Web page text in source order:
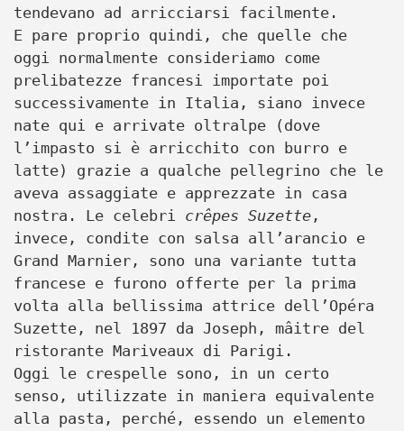
tendevano ad arricciarsi facilmente.
E pare proprio quindi, che quelle che
oggi normalmente consideriamo come
prelibatezze francesi importate poi
successivamente in Italia, siano invece
nate qui e arrivate oltralpe (dove
l’impasto si è arricchito con burro e
latte) grazie a qualche pellegrino che le
aveva assaggiate e apprezzate in casa
nostra. Le celebri crêpes Suzette ,
invece, condite con salsa all’arancio e
Grand Marnier, sono una variante tutta
francese e furono offerte per la prima
volta alla bellissima attrice dell’Opéra
Suzette, nel 1897 da Joseph, mâitre del
ristorante Mariveaux di Parigi.
Oggi le crespelle sono, in un certo
senso, utilizzate in maniera equivalente
alla pasta, perché, essendo un elemento